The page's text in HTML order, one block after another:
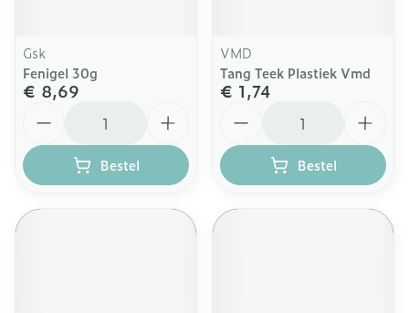
Gsk
Fenigel 30g
€ 8,69
Bestel
VMD
Tang Teek Plastiek Vmd
€ 1,74
Bestel